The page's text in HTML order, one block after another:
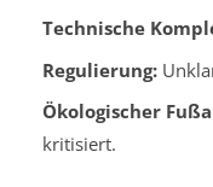
Technische
Regulierung:
Ökologischer
kritisiert.